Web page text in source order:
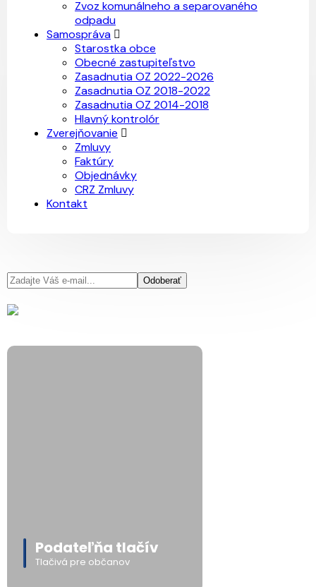
Zvoz komunálneho a separovaného
odpadu
Samospráva
Starostka obce
Obecné zastupiteľstvo
Zasadnutia OZ 2022-2026
Zasadnutia OZ 2018-2022
Zasadnutia OZ 2014-2018
Hlavný kontrolór
Zverejňovanie
Zmluvy
Faktúry
Objednávky
CRZ Zmluvy
Kontakt
Odoberať
Podateľňa tlačív
Tlačivá pre občanov